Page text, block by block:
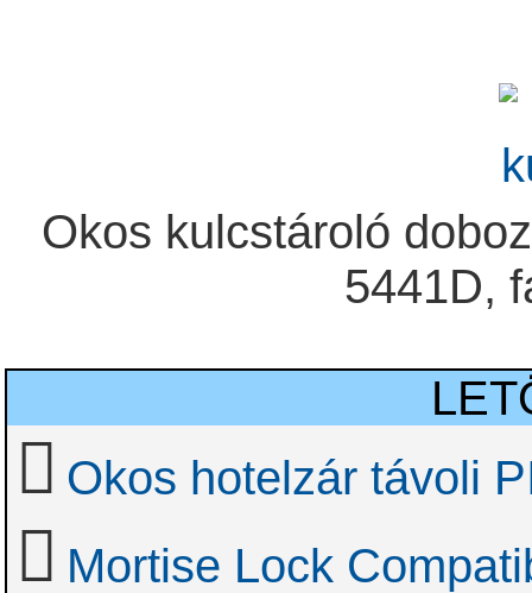
Okos kulcstároló
5441D,
Okos hotelzár távoli
Mortise Lock